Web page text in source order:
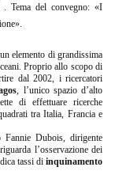
. Tema del convegno: «I
elemento di grandissima
Proprio allo scopo di
dal 2002, i ricercatori
, l’unico spazio d’alto
di effettuare ricerche
tra Italia, Francia e
Dubois, dirigente
l’osservazione dei
tassi di inquinamento